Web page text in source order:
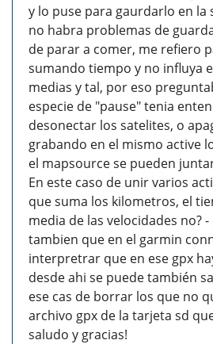
y lo puse para gaurdarlo en la
no habra problemas de
de parar a comer, me refiero
sumando tiempo y no influya
medias y tal, por eso
especie de "pause" tenia
desonectar los satelites, o
grabando en el mismo active
el mapsource se pueden
En este caso de unir varios
que suma los kilometros, el
media de las velocidades no?
tambien que en el garmin
interpretrar que en ese gpx
desde ahi se puede también
ese cas de borrar los que no
archivo gpx de la tarjeta sd
saludo y gracias!